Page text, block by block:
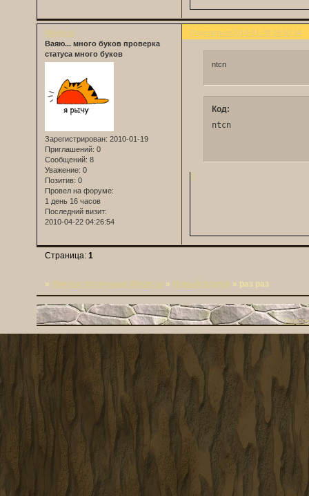
Поделиться2010-01-30 19:50:34
Wedma
Ваяю... много буков проверка
статуса много буков
Зарегистрирован: 2010-01-19
Приглашений: 0
Сообщений: 8
Уважение: 0
Позитив: 0
Провел на форуме:
1 день 16 часов
Последний визит:
2010-04-22 04:26:54
ntcn
Код:
ntcn
0
Страница:1
»Личная песочница Wedm-ы » Новый форум » раз раз